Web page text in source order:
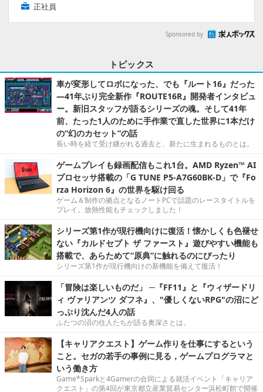
正社員
Sponsored by
トピックス
車が変形してロボになった、でも『ルート16』だった
―41年ぶり完全新作『ROUTE16R』開発者インタビュ
ー。新旧スタッフが語るシリーズの魂。そして41年
前、たった1人のために手作業で直した世界に1本だけ
の“幻のカセット”の話
長い時を経て受け継がれる過去と、新たに生まれるものとは。
ゲームプレイも録画配信もこれ1台。AMD Ryzen™ AI
プロセッサ搭載の「G TUNE P5-A7G60BK-D」で『Fo
rza Horizon 6』の世界を駆け回る
ゲーム＆制作の拠点となるノートPCで話題のレースタイトルを
プレイ。放熱性能もチェックしました！
シリーズ第1作が現行機向けに復活！懐かしくも色褪せ
ない『カルドセプト ザ ファースト』遊びやすい機能も
搭載で、あらためて“原典”に触れるのにぴったり
シリーズ第1作が現行機向けの新機能を備えて復活！
「冒険は楽しいものだ」 ─『FF11』と『ウィザードリ
ィ ヴァリアンツ ダフネ』、"優しくないRPG"の沼にど
っぷり沈んだ4人の話
ふたつの沼の住人たちが語る奥深さとは。
【キャリアクエスト】ゲーム作りを仕事にするという
こと。セガの若手の事例に見る，ゲームプログラマと
いう働き方
Game*Sparkと4Gamerの合同による就活イベント「キャリア
クエスト」の第4回が東京都立産業貿易センター浜松町館で開催